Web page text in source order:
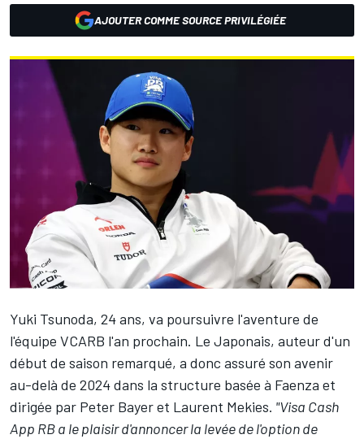
AJOUTER COMME SOURCE PRIVILÉGIÉE
Yuki Tsunoda, 24 ans, va poursuivre l'aventure de
l'équipe VCARB l'an prochain. Le Japonais, auteur d'un
début de saison remarqué, a donc assuré son avenir
au-delà de 2024 dans la structure basée à Faenza et
dirigée par Peter Bayer et Laurent Mekies. "Visa Cash
App RBa le plaisir d'annoncer la levée de l'option de